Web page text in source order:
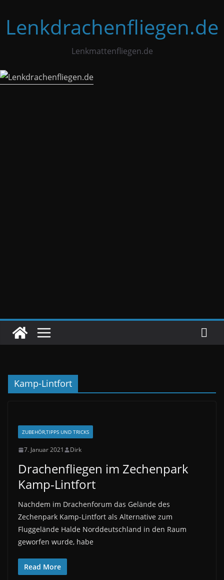
Inhalt
springen
Lenkdrachenfliegen.de
Lenkmattenfliegen.de
Kamp-Lintfort
ZUBEHÖR,TIPPS UND TRICKS
7. Januar 2021 Dirk
Drachenfliegen im Zechenpark
Kamp-Lintfort
Nachdem im Drachenforum das Gelände des
Zechenpark Kamp-Lintfort als Alternative zum
Fluggelände Halde Norddeutschland in den Raum
geworfen wurde, habe
Read More